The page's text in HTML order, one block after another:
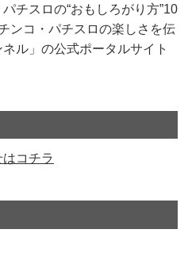
チスロの“おもしろがり方”10
ンコ・パチスロの楽しさを伝
ル」の公式ポータルサイト
コチラ